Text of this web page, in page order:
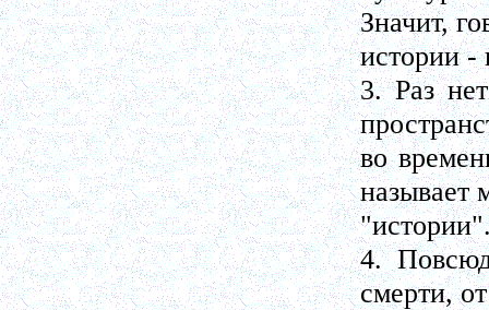
Значит,
истории -
3. Раз
во
называет
4.
смерти,